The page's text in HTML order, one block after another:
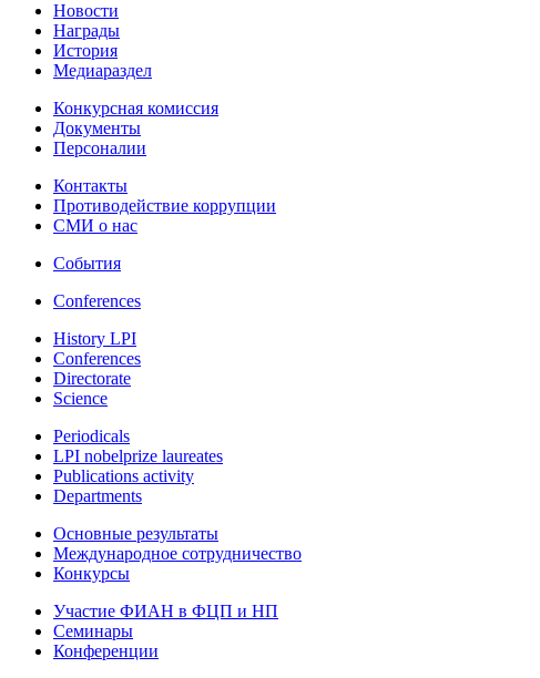
Новости
Награды
История
Медиараздел
Конкурсная комиссия
Документы
Персоналии
Контакты
Противодействие коррупции
СМИ о нас
События
Conferences
History LPI
Conferences
Directorate
Science
Periodicals
LPI nobelprize laureates
Publications activity
Departments
Основные результаты
Международное сотрудничество
Конкурсы
Участие ФИАН в ФЦП и НП
Семинары
Конференции